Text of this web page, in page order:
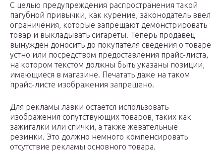
С целью предупреждения распространения такой
пагубной привычки, как курение, законодатель ввел
ограничения, которые запрещают демонстрировать
товар и выкладывать сигареты. Теперь продавец
вынужден доносить до покупателя сведения о товаре
устно или посредством предоставления прайс-листа,
на котором текстом должны быть указаны позиции,
имеющиеся в магазине. Печатать даже на таком
прайс-листе изображения запрещено.
Для рекламы лавки остается использовать
изображения сопутствующих товаров, таких как
зажигалки или спички, а также жевательные
резинки. Это должно немного компенсировать
отсутствие рекламы основного товара.